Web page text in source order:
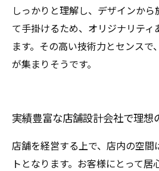
しっかりと理解し、デザインから
て手掛けるため、オリジナリティ
ます。その高い技術力とセンスで
が集まりそうです。
実績豊富な店舗設計会社で理想
店舗を経営する上で、店内の空間
トとなります。お客様にとって